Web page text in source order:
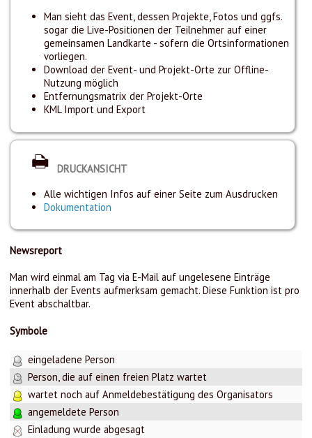
Man sieht das Event, dessen Projekte, Fotos und ggfs.
sogar die Live-Positionen der Teilnehmer auf einer
gemeinsamen Landkarte - sofern die Ortsinformationen
vorliegen.
Download der Event- und Projekt-Orte zur Offline-
Nutzung möglich
Entfernungsmatrix der Projekt-Orte
KML Import und Export
DRUCKANSICHT
Alle wichtigen Infos auf einer Seite zum Ausdrucken
Dokumentation
Newsreport
Man wird einmal am Tag via E-Mail auf ungelesene Einträge
innerhalb der Events aufmerksam gemacht. Diese Funktion ist pro
Event abschaltbar.
Symbole
eingeladene Person
Person, die auf einen freien Platz wartet
wartet noch auf Anmeldebestätigung des Organisators
angemeldete Person
Einladung wurde abgesagt